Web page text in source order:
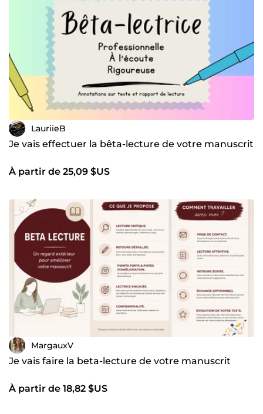
LauriieB
Je vais effectuer la bêta-lecture de votre manuscrit
À partir de 25,09 $US
MargauxV
Je vais faire la beta-lecture de votre manuscrit
À partir de 18,82 $US